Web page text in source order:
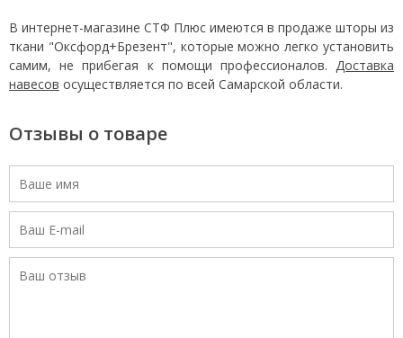
В интернет-магазине СТФ Плюс имеются в продаже шторы из
ткани "Оксфорд+Брезент", которые можно легко установить
самим, не прибегая к помощи профессионалов. Доставка
навесов осуществляется по всей Самарской области.
Отзывы о товаре